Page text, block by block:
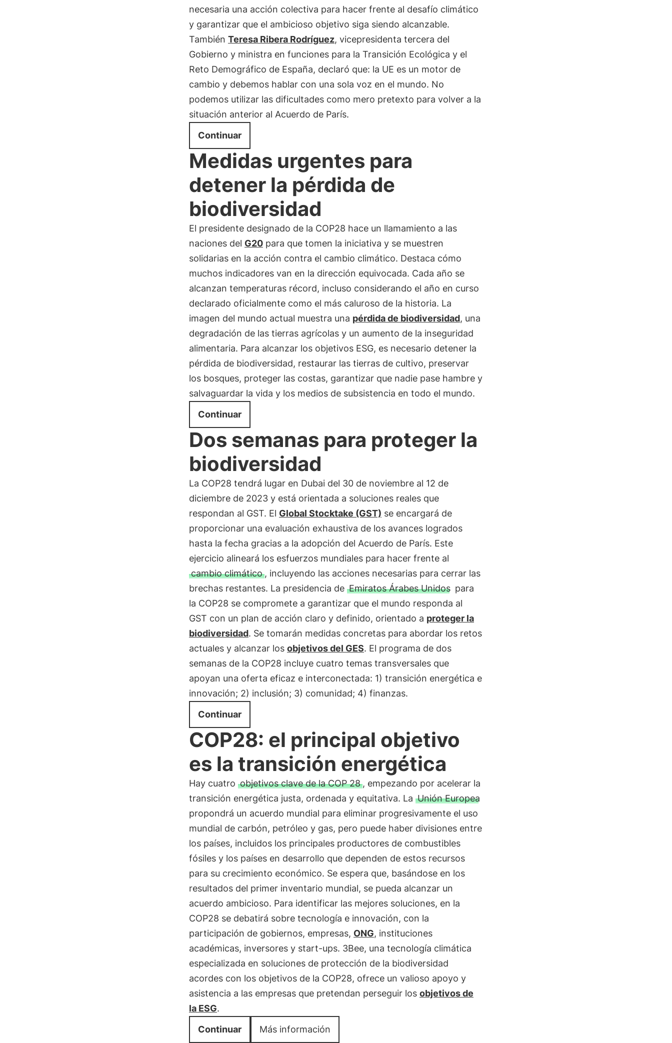
necesaria una acción colectiva para hacer frente al desafío climático
y garantizar que el ambicioso objetivo siga siendo alcanzable.
También Teresa Ribera Rodríguez, vicepresidenta tercera del
Gobierno y ministra en funciones para la Transición Ecológica y el
Reto Demográfico de España, declaró que: la UE es un motor de
cambio y debemos hablar con una sola voz en el mundo. No
podemos utilizar las dificultades como mero pretexto para volver a la
situación anterior al Acuerdo de París.
Continuar
Medidas urgentes para
detener la pérdida de
biodiversidad
El presidente designado de la COP28 hace un llamamiento a las
naciones del G20para que tomen la iniciativa y se muestren
solidarias en la acción contra el cambio climático. Destaca cómo
muchos indicadores van en la dirección equivocada. Cada año se
alcanzan temperaturas récord, incluso considerando el año en curso
declarado oficialmente como el más caluroso de la historia. La
imagen del mundo actual muestra una pérdida de biodiversidad, una
degradación de las tierras agrícolas y un aumento de la inseguridad
alimentaria. Para alcanzar los objetivos ESG, es necesario detener la
pérdida de biodiversidad, restaurar las tierras de cultivo, preservar
los bosques, proteger las costas, garantizar que nadie pase hambre y
salvaguardar la vida y los medios de subsistencia en todo el mundo.
Continuar
Dos semanas para proteger la
biodiversidad
La COP28 tendrá lugar en Dubai del 30 de noviembre al 12 de
diciembre de 2023 y está orientada a soluciones reales que
respondan al GST. El Global Stocktake (GST) se encargará de
proporcionar una evaluación exhaustiva de los avances logrados
hasta la fecha gracias a la adopción del Acuerdo de París. Este
ejercicio alineará los esfuerzos mundiales para hacer frente al
cambio climático, incluyendo las acciones necesarias para cerrar las
brechas restantes. La presidencia de Emiratos Árabes Unidos para
la COP28 se compromete a garantizar que el mundo responda al
GST con un plan de acción claro y definido, orientado a proteger la
biodiversidad. Se tomarán medidas concretas para abordar los retos
actuales y alcanzar los objetivos del GES. El programa de dos
semanas de la COP28 incluye cuatro temas transversales que
apoyan una oferta eficaz e interconectada: 1) transición energética e
innovación; 2) inclusión; 3) comunidad; 4) finanzas.
Continuar
COP28: el principal objetivo
es la transición energética
Hay cuatro objetivos clave de la COP 28, empezando por acelerar la
transición energética justa, ordenada y equitativa. La Unión Europea
propondrá un acuerdo mundial para eliminar progresivamente el uso
mundial de carbón, petróleo y gas, pero puede haber divisiones entre
los países, incluidos los principales productores de combustibles
fósiles y los países en desarrollo que dependen de estos recursos
para su crecimiento económico. Se espera que, basándose en los
resultados del primer inventario mundial, se pueda alcanzar un
acuerdo ambicioso. Para identificar las mejores soluciones, en la
COP28 se debatirá sobre tecnología e innovación, con la
participación de gobiernos, empresas, ONG, instituciones
académicas, inversores y start-ups. 3Bee, una tecnología climática
especializada en soluciones de protección de la biodiversidad
acordes con los objetivos de la COP28, ofrece un valioso apoyo y
asistencia a las empresas que pretendan perseguir los objetivos de
la ESG.
Continuar
Más información